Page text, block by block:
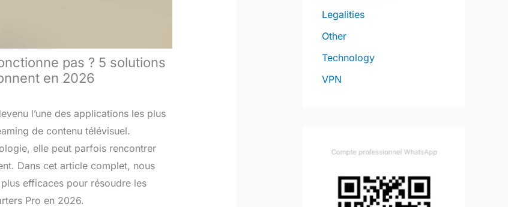
pas ? 5 solutions
en 2026
l’une des applications les plus
de contenu télévisuel.
elle peut parfois rencontrer
Dans cet article complet, nous
efficaces pour résoudre les
Pro en 2026.
Legalities
Other
Technology
VPN